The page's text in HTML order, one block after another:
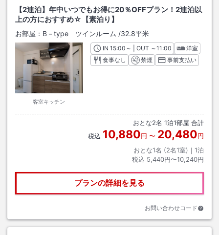
【2連泊】年中いつでもお得に20％OFFプラン！2連泊以
上の方におすすめ☆【素泊り】
お部屋： B－type ツインルーム /32.8平米
客室キッチン
INチェックイン
15:00 ～ | OUT チェックアウト
～11:00
洋室
食事なし
禁煙 事前支払い
おとな2名 1泊1部屋 合計
税込 10,880円 〜 20,480円
おとな1名 (2名1室)｜ 1泊
税込 5,440円〜10,240円
プランの詳細を見る
お問い合わせコード